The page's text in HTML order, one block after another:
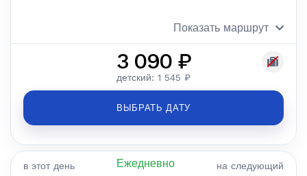
Показать маршрут
3 090 ₽
детский: 1 545 ₽
ВЫБРАТЬ ДАТУ
в этот день Ежедневно на следующий